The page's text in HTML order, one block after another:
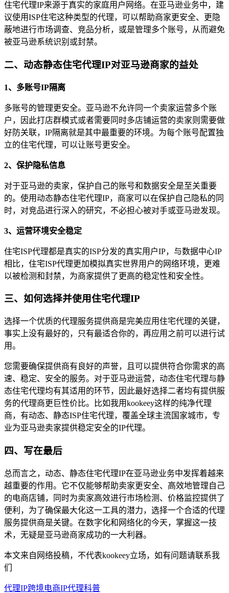
住宅代理IP来源于真实的家庭用户网络。在亚马逊业务中，建
议使用ISP住宅这种类型的代理，可以帮助商家更安全、更隐
蔽地进行市场调查、竞品分析，或是管理多个账号，从而避免
被亚马逊系统识别或封禁。
二、动态静态住宅代理IP对亚马逊商家的益处
1、多账号IP隔离
多账号的管理更安全。亚马逊不允许同一个卖家运营多个账
户，因此打店群模式或者需要同时多店铺运营的卖家则需要做
好防关联，IP隔离就是其中最重要的环境。为每个账号配置独
立的住宅代理，可以让账号更安全。
2、保护隐私信息
对于亚马逊的卖家，保护自己的账号和数据安全是至关重要
的。使用动态静态住宅代理IP，商家可以在保护自己隐私的同
时，对竞品进行深入的研究，不必担心被对手或亚马逊发现。
3、运营环境安全稳定
住宅ISP代理都是真实的ISP分发的真实用户IP，与数据中心IP
相比，住宅ISP代理更加模拟真实世界用户的网络环境，更难
以被检测和封禁，为商家提供了更高的稳定性和安全性。
三、如何选择并使用住宅代理IP
选择一个优质的代理服务提供商是完美应用住宅代理的关键，
事实上没有最好的，只有最适合你的，再应用之前可以进行试
用。
您需要确保提供商有良好的声誉，且可以提供符合你需求的高
速、稳定、安全的服务。对于亚马逊运营，动态住宅代理与静
态住宅代理均有其适用的环节，因此最好选择二者均有提供服
务的代理商更巨性价比。比如我用kookeey这样的纯净代理
商，有动态、静态ISP住宅代理，覆盖全球主流国家城市，专
业为亚马逊卖家提供稳定安全的IP代理。
四、写在最后
总而言之，动态、静态住宅代理IP在亚马逊业务中发挥着越来
越重要的作用。它不仅能够帮助卖家更安全、高效地管理自己
的电商店铺，同时为卖家高效进行市场检测、价格监控提供了
便利，为了确保最大化这一工具的潜力，选择一个合适的代理
服务提供商是关键。在数字化和网络化的今天，掌握这一技
术，无疑是亚马逊商家成功的一大利器。
本文来自网络投稿，不代表kookeey立场，如有问题请联系我
们
代理IP跨境电商IP代理科普